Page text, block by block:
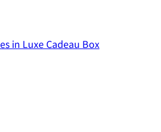
in Luxe Cadeau Box